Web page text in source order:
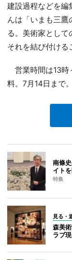
建設過程などを編
んは「いまも三
る。美術家として
それを結び付ける
営業時間は13時
料。7月14日まで。
南條
イト
特集
見る・
森美
ラブ